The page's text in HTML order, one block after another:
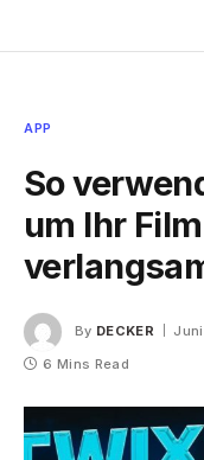
APP
So
um Ihr
By DECKER
6 Mins Read